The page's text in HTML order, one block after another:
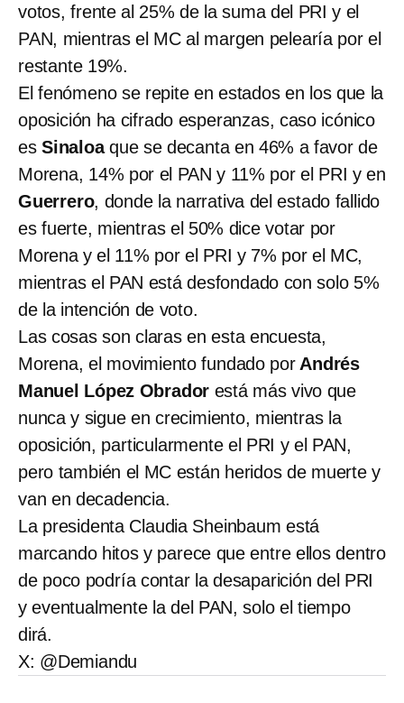
votos, frente al 25% de la suma del PRI y el
PAN, mientras el MC al margen pelearía por el
restante 19%.
El fenómeno se repite en estados en los que la
oposición ha cifrado esperanzas, caso icónico
es Sinaloaque se decanta en 46% a favor de
Morena, 14% por el PAN y 11% por el PRI y en
Guerrero, donde la narrativa del estado fallido
es fuerte, mientras el 50% dice votar por
Morena y el 11% por el PRI y 7% por el MC,
mientras el PAN está desfondado con solo 5%
de la intención de voto.
Las cosas son claras en esta encuesta,
Morena, el movimiento fundado porAndrés
Manuel López Obrador está más vivo que
nunca y sigue en crecimiento, mientras la
oposición, particularmente el PRI y el PAN,
pero también el MC están heridos de muerte y
van en decadencia.
La presidenta Claudia Sheinbaum está
marcando hitos y parece que entre ellos dentro
de poco podría contar la desaparición del PRI
y eventualmente la del PAN, solo el tiempo
dirá.
X: @Demiandu